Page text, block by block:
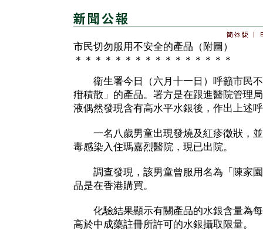
市民切勿服用不安全的產品（附圖）
＊＊＊＊＊＊＊＊＊＊＊＊＊＊＊＊
衞生署今日（六月十一日）呼籲市民不
疳積散」的產品。署方是在跟進醫院管理
液偶然發現含有高水平水銀後，作出上述
一名八歲男童出現發燒及紅疹徵狀，並
毒感染入住瑪嘉烈醫院，現已出院。
調查發現，該男童曾服用名為「陳家園
品是在香港購買。
化驗結果顯示有關產品的水銀含量為每
高於中成藥註冊所許可的水銀攝取限量。